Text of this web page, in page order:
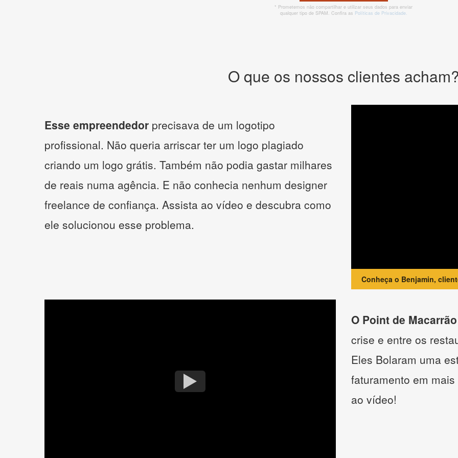
* Prometemos não compartilhar e utilizar seus dados para enviar
qualquer tipo de SPAM. Confira as Políticas de Privacidade.
O que os nossos clientes
Esse empreendedor precisava de um logotipo
profissional. Não queria arriscar ter um logo plagiado
criando um logo grátis. Também não podia gastar milhares
de reais numa agência. E não conhecia nenhum designer
freelance de confiança. Assista ao vídeo e descubra como
ele solucionou esse problema.
Conheça o Benjamin,
O Point de Macarrão
crise e entre os
Eles Bolaram uma
faturamento em
ao vídeo!